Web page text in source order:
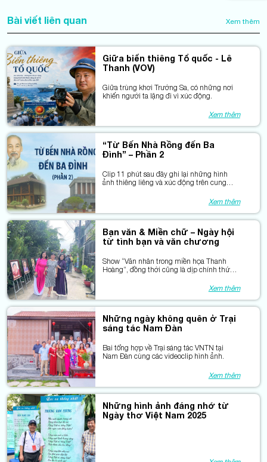
Bài viết liên quan Xem thêm
Giữa biển thiêng Tổ quốc - Lê
Thanh (VOV)
Giữa trùng khơi Trường Sa, có những nơi
khiến người ta lặng đi vì xúc động.
Xem thêm
“Từ Bến Nhà Rồng đến Ba
Đình” – Phần 2
Clip 11 phút sau đây ghi lại những hình
ảnh thiêng liêng và xúc động trên cung
Khu ATK – Tân Trào – Lăng Bác và BảoXem thêm
Bạn văn & Miền chữ – Ngày hội
từ tình bạn và văn chương
Show “Văn nhân trong miền họa Thanh
Hoàng”, đồng thời cũng là dịp chính thức
thành quả khởi đầu từ tình bạn, ký ức và
Xem thêm
Những ngày không quên ở Trại
sáng tác Nam Đàn
Bai tổng hợp về Trại sáng tác VNTN tại
Nam Đàn cùng các videoclip hình ảnh.
Xem thêm
Những hình ảnh đáng nhớ từ
Ngày thơ Việt Nam 2025